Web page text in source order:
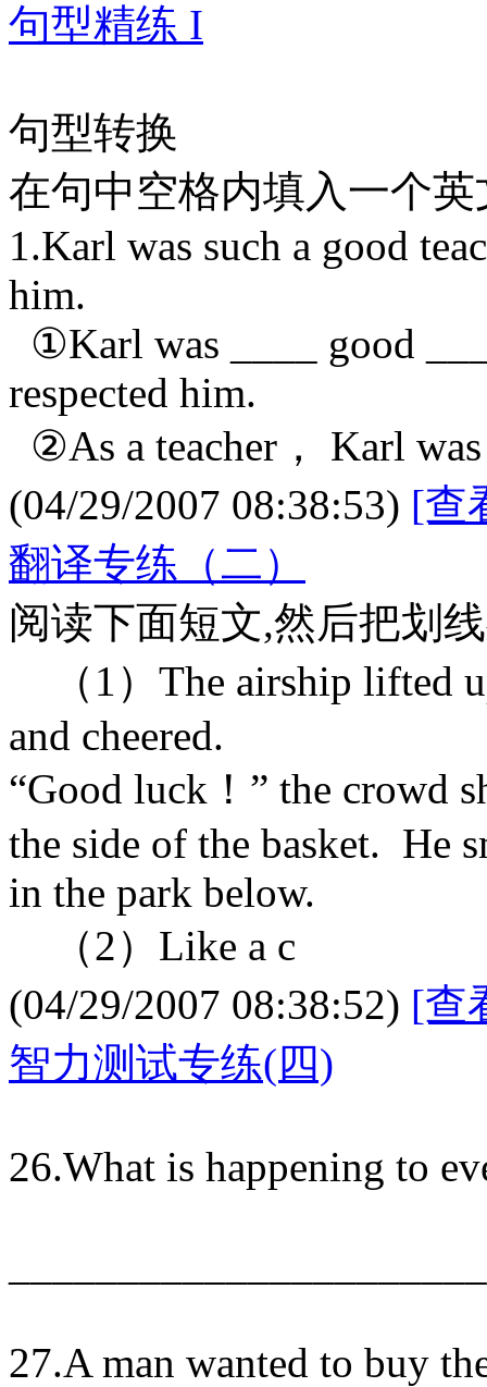
句型精练 I
句型转换
在句中空格内填入一个
1.Karl was such a good
him.
①Karl was ____ good
respected him.
②As a teacher， Karl
(04/29/2007 08:38:53) [查
翻译专练（二）
阅读下面短文,然后把划
（1）The airship lifted
and cheered.
“Good luck！” the crowd
the side of the basket. He
in the park below.
（2）Like a c
(04/29/2007 08:38:52) [查
智力测试专练(四)
26.What is happening to
27.A man wanted to buy